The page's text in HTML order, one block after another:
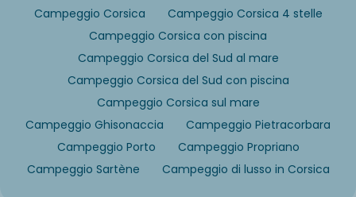
Campeggio Corsica
Campeggio Corsica 4 stelle
Campeggio Corsica con piscina
Campeggio Corsica del Sud al mare
Campeggio Corsica del Sud con piscina
Campeggio Corsica sul mare
Campeggio Ghisonaccia
Campeggio Pietracorbara
Campeggio Porto
Campeggio Propriano
Campeggio Sartène
Campeggio di lusso in Corsica